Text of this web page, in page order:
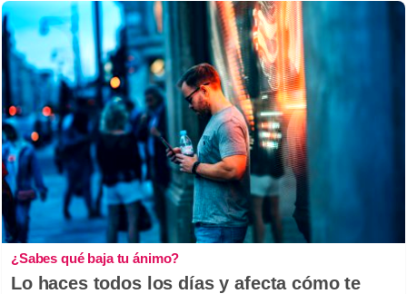
¿Sabes qué baja tu ánimo?
Lo haces todos los días y afecta cómo te